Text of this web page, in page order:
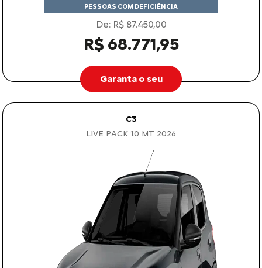
PESSOAS COM DEFICIÊNCIA
De: R$ 87.450,00
R$ 68.771,95
Garanta o seu
C3
LIVE PACK 1.0 MT 2026